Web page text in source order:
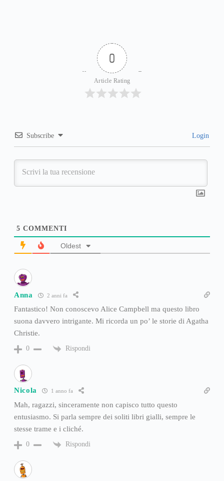
0
Article Rating
Subscribe Login
5 COMMENTI
Oldest
Anna 2 anni fa
Fantastico! Non conoscevo Alice Campbell ma questo libro
suona davvero intrigante. Mi ricorda un po’ le storie di Agatha
Christie.
0 Rispondi
Nicola 1 anno fa
Mah, ragazzi, sinceramente non capisco tutto questo
entusiasmo. Si parla sempre dei soliti libri gialli, sempre le
stesse trame e i cliché.
0 Rispondi